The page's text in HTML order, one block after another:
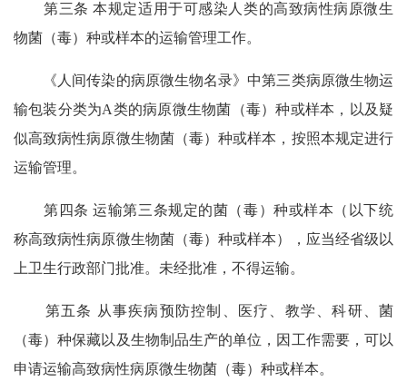
第三条 本规定适用于可感染人类的高致病性病原微生
物菌（毒）种或样本的运输管理工作。
《人间传染的病原微生物名录》中第三类病原微生物运
输包装分类为A类的病原微生物菌（毒）种或样本，以及疑
似高致病性病原微生物菌（毒）种或样本，按照本规定进行
运输管理。
第四条 运输第三条规定的菌（毒）种或样本（以下统
称高致病性病原微生物菌（毒）种或样本），应当经省级以
上卫生行政部门批准。未经批准，不得运输。
第五条 从事疾病预防控制、医疗、教学、科研、菌
（毒）种保藏以及生物制品生产的单位，因工作需要，可以
申请运输高致病性病原微生物菌（毒）种或样本。